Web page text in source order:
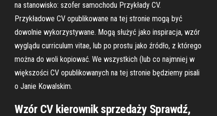
na stanowisko: szofer samochodu Przykłady CV.
Przykładowe CV opublikowane na tej stronie mogą być
dowolnie wykorzystywane. Mogą służyć jako inspiracja, wzór
wyglądu curriculum vitae, lub po prostu jako źródło, z którego
można do woli kopiować. We wszystkich (lub co najmniej w
większości CV opublikowanych na tej stronie będziemy pisali
o Janie Kowalskim.
Wzór CV kierownik sprzedaży Sprawdź,